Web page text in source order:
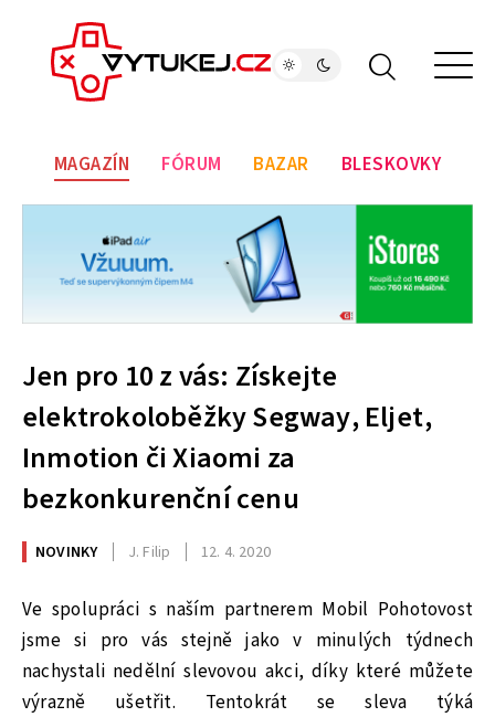
MAGAZÍN FÓRUM BAZAR BLESKOVKY
Jen pro 10 z vás: Získejte
elektrokoloběžky Segway, Eljet,
Inmotion či Xiaomi za
bezkonkurenční cenu
NOVINKY J. Filip 12. 4. 2020
Ve spolupráci s naším partnerem Mobil Pohotovost
jsme si pro vás stejně jako v minulých týdnech
nachystali nedělní slevovou akci, díky které můžete
výrazně ušetřit. Tentokrát se sleva týká